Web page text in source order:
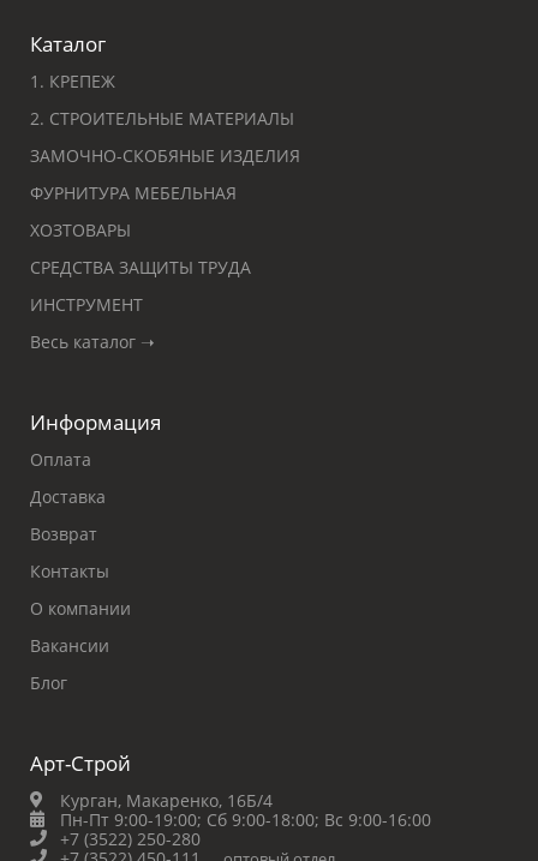
Каталог
1. КРЕПЕЖ
2. СТРОИТЕЛЬНЫЕ МАТЕРИАЛЫ
ЗАМОЧНО-СКОБЯНЫЕ ИЗДЕЛИЯ
ФУРНИТУРА МЕБЕЛЬНАЯ
ХОЗТОВАРЫ
СРЕДСТВА ЗАЩИТЫ ТРУДА
ИНСТРУМЕНТ
Весь каталог ➝
Информация
Оплата
Доставка
Возврат
Контакты
О компании
Вакансии
Блог
Арт-Строй
Курган, Макаренко, 16Б/4
Пн-Пт 9:00-19:00; Сб 9:00-18:00; Вс 9:00-16:00
+7 (3522) 250-280